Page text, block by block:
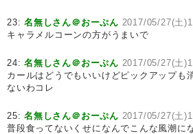
23:名無しさん＠おーぷん 2017/05/27(土
キャラメルコーンの方がうまいで
24:名無しさん＠おーぷん 2017/05/27(土
カールはどうでもいいけどピックアップも
ないわコレ
25:名無しさん＠おーぷん 2017/05/27(土
普段食ってないくせになんでこんな風潮に